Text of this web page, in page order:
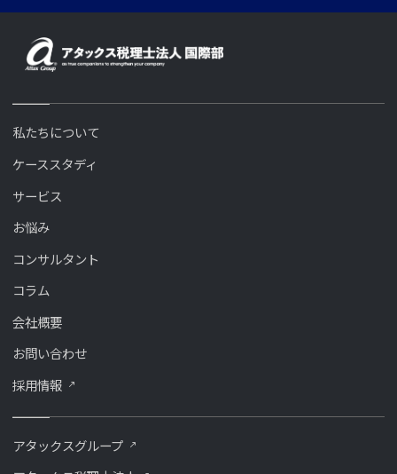
私たちについて
ケーススタディ
サービス
お悩み
コンサルタント
コラム
会社概要
お問い合わせ
採用情報
アタックスグループ